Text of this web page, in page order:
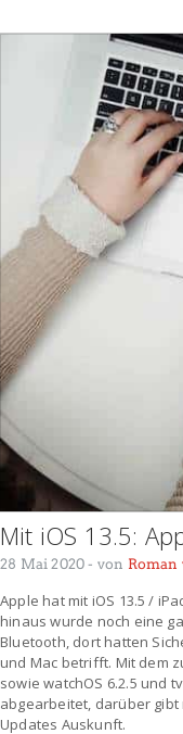
Mit iOS 13.5:
28 Mai 2020 - von Roman
Apple hat mit iOS 13.5 /
hinaus wurde noch eine
Bluetooth, dort hatten
und Mac betrifft. Mit dem
sowie watchOS 6.2.5 und
abgearbeitet, darüber
Updates Auskunft.